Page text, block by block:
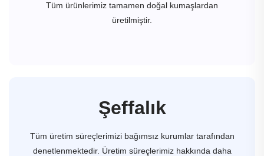
Tüm ürünlerimiz tamamen doğal kumaşlardan
üretilmiştir.
Şeffalık
Tüm üretim süreçlerimizi bağımsız kurumlar tarafından
denetlenmektedir. Üretim süreçlerimiz hakkında daha